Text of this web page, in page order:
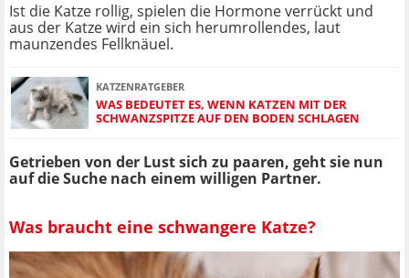
Ist die Katze rollig, spielen die Hormone verrückt und
aus der Katze wird ein sich herumrollendes, laut
maunzendes Fellknäuel.
KATZENRATGEBER
WAS BEDEUTET ES, WENN KATZEN MIT DER
SCHWANZSPITZE AUF DEN BODEN SCHLAGEN
Getrieben von der Lust sich zu paaren, geht sie nun
auf die Suche nach einem willigen Partner.
Was braucht eine schwangere Katze?